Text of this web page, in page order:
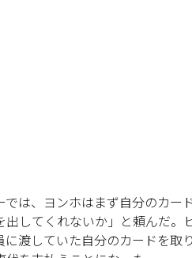
は、ヨンホはまず自分のカー
してくれないか」と頼んだ。
に渡していた自分のカードを